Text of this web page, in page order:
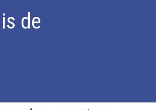
de